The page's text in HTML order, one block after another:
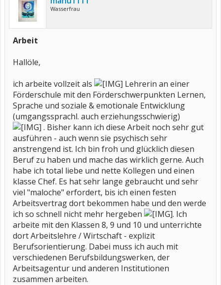
Wasserfrau
Arbeit
Hallöle,
ich arbeite vollzeit als
Lehrerin an einer
Förderschule mit den Förderschwerpunkten Lernen,
Sprache und soziale & emotionale Entwicklung
(umgangssprachl. auch erziehungsschwierig)
. Bisher kann ich diese Arbeit noch sehr gut
ausführen - auch wenn sie psychisch sehr
anstrengend ist. Ich bin froh und glücklich diesen
Beruf zu haben und mache das wirklich gerne. Auch
habe ich total liebe und nette Kollegen und einen
klasse Chef. Es hat sehr lange gebraucht und sehr
viel "maloche" erfordert, bis ich einen festen
Arbeitsvertrag dort bekommen habe und den werde
ich so schnell nicht mehr hergeben
. Ich
arbeite mit den Klassen 8, 9 und 10 und unterrichte
dort Arbeitslehre / Wirtschaft - explizit
Berufsorientierung. Dabei muss ich auch mit
verschiedenen Berufsbildungswerken, der
Arbeitsagentur und anderen Institutionen
zusammen arbeiten.